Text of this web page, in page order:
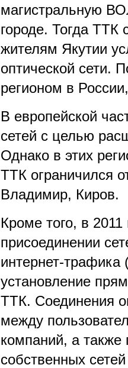
магистральную
городе. Тогда ТТК
жителям Якутии
оптической сети.
регионом в
В европейской
сетей с целью
Однако в этих
ТТК ограничился
Владимир, Киров.
Кроме того, в
присоединении
интернет-трафика
установление
ТТК. Соединения
между
компаний, а
собственных